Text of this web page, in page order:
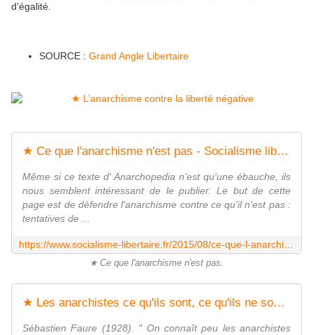
d’égalité.
SOURCE : Grand Angle Libertaire
★ Ce que l'anarchisme n'est pas - Socialisme libertaire
Même si ce texte d' Anarchopedia n'est qu'une ébauche, ils
nous semblent intéressant de le publier. Le but de cette
page est de défendre l'anarchisme contre ce qu'il n'est pas :
tentatives de ...
★ Ce que l'anarchisme n'est pas.
★ Les anarchistes ce qu'ils sont, ce qu'ils ne sont pas - Socialisme libertaire
Sébastien Faure (1928). " On connaît peu les anarchistes